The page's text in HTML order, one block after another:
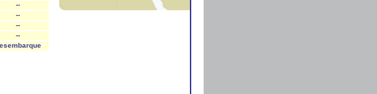
--
--
--
--